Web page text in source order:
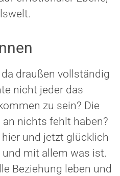
draußen vollständig
nicht jeder das
zu sein? Die
nichts fehlt haben?
und jetzt glücklich
mit allem was ist.
Beziehung leben und